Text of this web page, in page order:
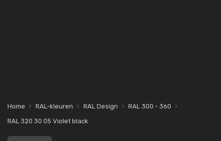
Home RAL-kleuren RAL Design
RAL 300 - 360
RAL 320 30 05 Violet black